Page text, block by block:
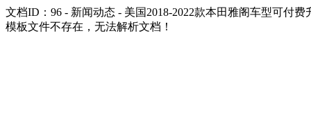
文档ID：96 - 新闻动态 - 美国2018-2022款本田雅阁车型可付费
模板文件不存在，无法解析文档！